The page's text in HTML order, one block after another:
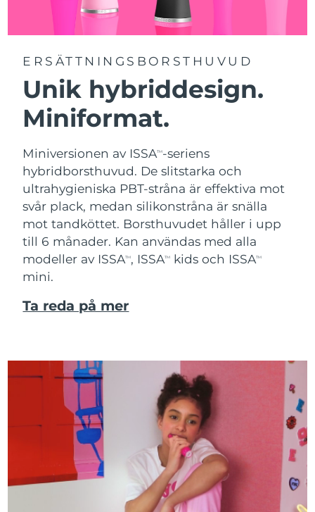
ERSÄTTNINGSBORSTHUVUD
Unik hybriddesign.
Miniformat.
Miniversionen av ISSATM-seriens
hybridborsthuvud. De slitstarka och
ultrahygieniska PBT-stråna är effektiva mot
svår plack, medan silikonstråna är snälla
mot tandköttet. Borsthuvudet håller i upp
till 6 månader. Kan användas med alla
modeller av ISSATM, ISSATM kids och ISSATM
mini.
Ta reda på mer